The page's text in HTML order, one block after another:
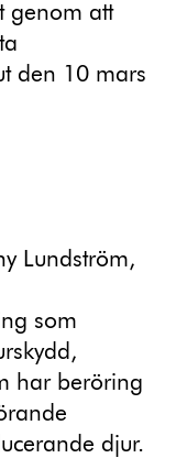
genom att
den 10 mars
Lundström,
som
har beröring
djur.